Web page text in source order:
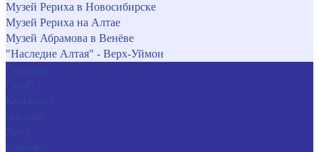
Музей Рериха в Новосибирске
Музей Рериха на Алтае
Музей Абрамова в Венёве
"Наследие Алтая" - Верх-Уймон